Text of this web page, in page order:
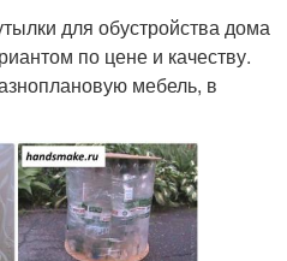
для обустройства дома
по цене и качеству.
мебель, в